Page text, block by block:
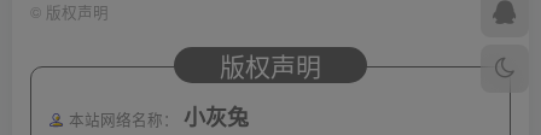
© 版权声明
版权声明
本站网络名称： 小灰兔